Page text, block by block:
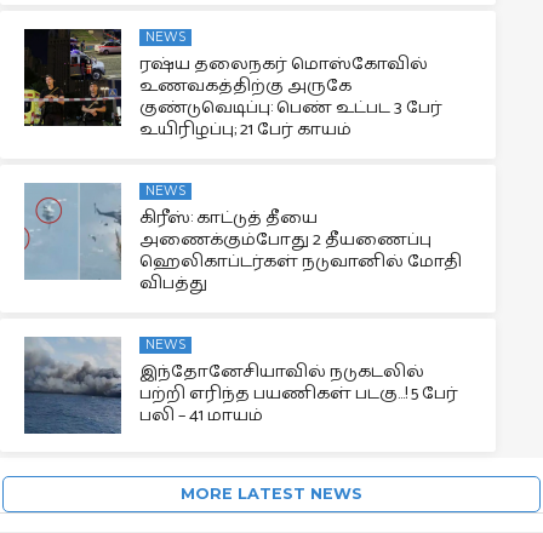
NEWS
ரஷ்ய தலைநகர் மொஸ்கோவில்
உணவகத்திற்கு அருகே
குண்டுவெடிப்பு: பெண் உட்பட 3 பேர்
உயிரிழப்பு; 21 பேர் காயம்
NEWS
கிரீஸ்: காட்டுத் தீயை
அணைக்கும்போது 2 தீயணைப்பு
ஹெலிகாப்டர்கள் நடுவானில் மோதி
விபத்து
NEWS
இந்தோனேசியாவில் நடுகடலில்
பற்றி எரிந்த பயணிகள் படகு…! 5 பேர்
பலி – 41 மாயம்
MORE LATEST NEWS